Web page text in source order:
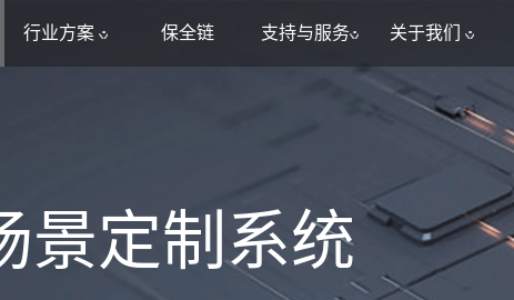
行业方案 保全链 支持与服务 关于我们
景定制系统